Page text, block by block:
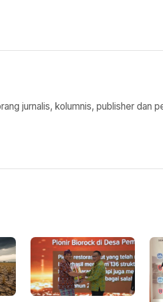
jurnalis, kolumnis, publisher dan